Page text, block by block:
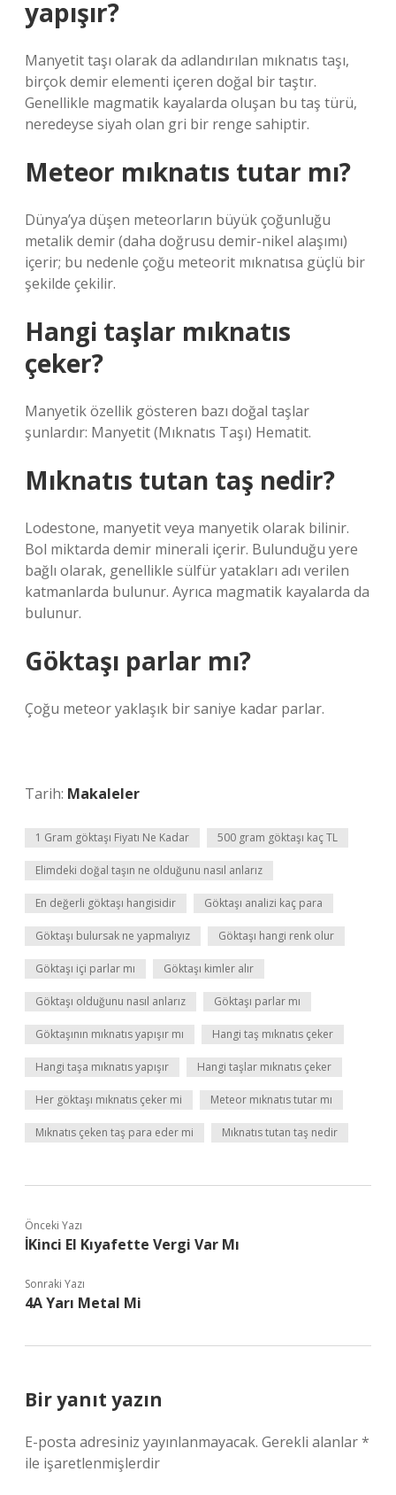
yapışır?
Manyetit taşı olarak da adlandırılan mıknatıs taşı,
birçok demir elementi içeren doğal bir taştır.
Genellikle magmatik kayalarda oluşan bu taş türü,
neredeyse siyah olan gri bir renge sahiptir.
Meteor mıknatıs tutar mı?
Dünya’ya düşen meteorların büyük çoğunluğu
metalik demir (daha doğrusu demir-nikel alaşımı)
içerir; bu nedenle çoğu meteorit mıknatısa güçlü bir
şekilde çekilir.
Hangi taşlar mıknatıs
çeker?
Manyetik özellik gösteren bazı doğal taşlar
şunlardır: Manyetit (Mıknatıs Taşı) Hematit.
Mıknatıs tutan taş nedir?
Lodestone, manyetit veya manyetik olarak bilinir.
Bol miktarda demir minerali içerir. Bulunduğu yere
bağlı olarak, genellikle sülfür yatakları adı verilen
katmanlarda bulunur. Ayrıca magmatik kayalarda da
bulunur.
Göktaşı parlar mı?
Çoğu meteor yaklaşık bir saniye kadar parlar.
Tarih: Makaleler
1 Gram göktaşı Fiyatı Ne Kadar 500 gram göktaşı kaç TL
Elimdeki doğal taşın ne olduğunu nasıl anlarız
En değerli göktaşı hangisidir Göktaşı analizi kaç para
Göktaşı bulursak ne yapmalıyız Göktaşı hangi renk olur
Göktaşı içi parlar mı Göktaşı kimler alır
Göktaşı olduğunu nasıl anlarız Göktaşı parlar mı
Göktaşının mıknatıs yapışır mı Hangi taş mıknatıs çeker
Hangi taşa mıknatıs yapışır Hangi taşlar mıknatıs çeker
Her göktaşı mıknatıs çeker mi Meteor mıknatıs tutar mı
Mıknatıs çeken taş para eder mi Mıknatıs tutan taş nedir
Önceki Yazı
İKinci El Kıyafette Vergi Var Mı
Sonraki Yazı
4A Yarı Metal Mi
Bir yanıt yazın
E-posta adresiniz yayınlanmayacak. Gerekli alanlar*
ile işaretlenmişlerdir